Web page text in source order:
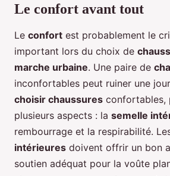
Le confort avant tout
Le confort est probablement le
important lors du choix de
marche urbaine. Une paire de
inconfortables peut ruiner une
choisir chaussures confortables,
plusieurs aspects : la semelle
rembourrage et la respirabilité.
intérieures doivent offrir un bon
soutien adéquat pour la voûte